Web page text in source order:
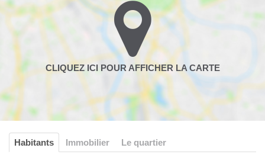
Habitants Immobilier Le quartier